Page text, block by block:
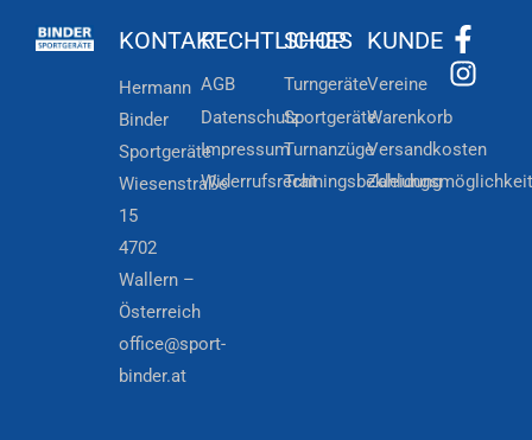
KONTAKT
Hermann
Binder
Sportgeräte
Wiesenstraße
15
4702
Wallern –
Österreich
office@sport-
binder.at
RECHTLICHES
AGB
Datenschutz
Impressum
Widerrufsrecht
SHOP
Turngeräte
Sportgeräte
Turnanzüge
Trainingsbekleidung
KUNDE
Vereine
Warenkorb
Versandkosten